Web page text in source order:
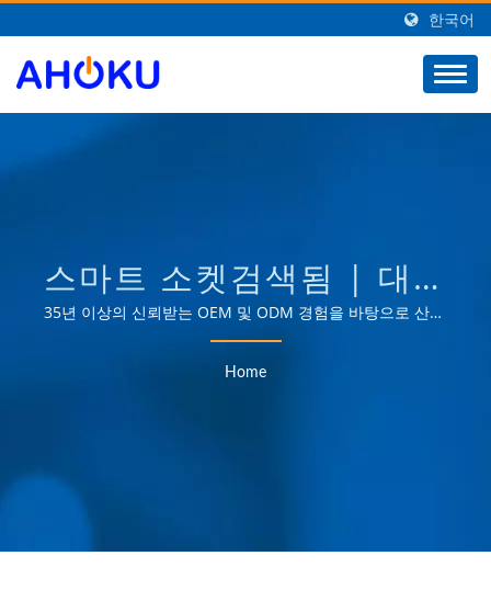
한국어
스마트 소켓검색됨 | 대만
의 전력 관련 제품 공급업
체 | AHOKU
35년 이상의 신뢰받는 OEM 및 ODM 경험을 바탕으로 산업,
통신, 자동차 및 소비자 시장 등 다양한 분야의 전력 관리 애
플리케이션 요구를 충족하는 제품을 제공합니다.
Home